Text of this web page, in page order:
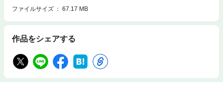
ファイルサイズ
67.17 MB
作品をシェアする